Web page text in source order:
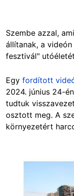
Szembe azzal,
állítanak, a
fesztivál"
Egy fordított
2024. június 24-
tudtuk
osztott meg. A
környezetért
Image